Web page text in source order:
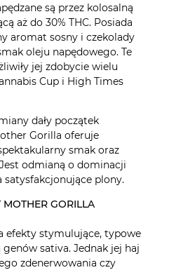
są przez kolosalną
aż do 30% THC. Posiada
aromat sosny i czekolady
oleju napędowego. Te
jej zdobycie wielu
Cup i High Times
dały początek
Gorilla oferuje
smak oraz
odmianą o dominacji
satysfakcjonujące plony.
MOTHER GORILLA
efekty stymulujące, typowe
sativa. Jednak jej haj
zdenerwowania czy